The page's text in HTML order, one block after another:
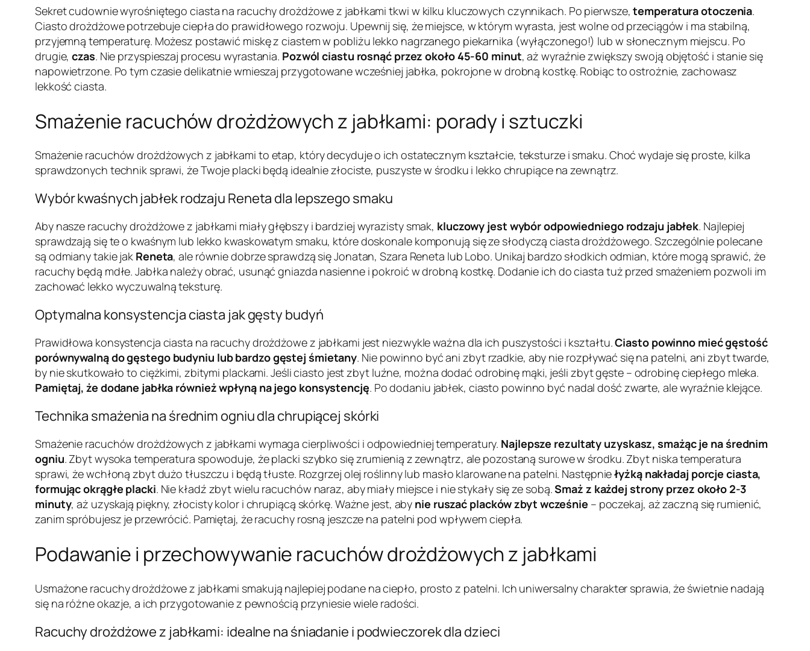
Sekret cudownie wyrośniętego ciasta na racuchy drożdżowe z jabłkami tkwi w kilku kluczowych czynnikach. Po pierwsze,temperatura otoczenia.
Ciasto drożdżowe potrzebuje ciepła do prawidłowego rozwoju. Upewnij się, że miejsce, w którym wyrasta, jest wolne od przeciągów i ma stabilną,
przyjemną temperaturę. Możesz postawić miskę z ciastem w pobliżu lekko nagrzanego piekarnika (wyłączonego!) lub w słonecznym miejscu. Po
drugie,czas. Nie przyspieszaj procesu wyrastania. Pozwól ciastu rosnąć przez około 45-60 minut, aż wyraźnie zwiększy swoją objętość i stanie się
napowietrzone. Po tym czasie delikatnie wmieszaj przygotowane wcześniej jabłka, pokrojone w drobną kostkę. Robiąc to ostrożnie, zachowasz
lekkość ciasta.
Smażenie racuchów drożdżowych z jabłkami: porady i sztuczki
Smażenie racuchów drożdżowych z jabłkami to etap, który decyduje o ich ostatecznym kształcie, teksturze i smaku. Choć wydaje się proste, kilka
sprawdzonych technik sprawi, że Twoje placki będą idealnie złociste, puszyste w środku i lekko chrupiące na zewnątrz.
Wybór kwaśnych jabłek rodzaju Reneta dla lepszego smaku
Aby nasze racuchy drożdżowe z jabłkami miały głębszy i bardziej wyrazisty smak, kluczowy jest wybór odpowiedniego rodzaju jabłek. Najlepiej
sprawdzają się te o kwaśnym lub lekko kwaskowatym smaku, które doskonale komponują się ze słodyczą ciasta drożdżowego. Szczególnie polecane
są odmiany takie jak Reneta, ale równie dobrze sprawdzą się Jonatan, Szara Reneta lub Lobo. Unikaj bardzo słodkich odmian, które mogą sprawić, że
racuchy będą mdłe. Jabłka należy obrać, usunąć gniazda nasienne i pokroić w drobną kostkę. Dodanie ich do ciasta tuż przed smażeniem pozwoli im
zachować lekko wyczuwalną teksturę.
Optymalna konsystencja ciasta jak gęsty budyń
Prawidłowa konsystencja ciasta na racuchy drożdżowe z jabłkami jest niezwykle ważna dla ich puszystości i kształtu.Ciasto powinno mieć gęstość
porównywalną do gęstego budyniu lub bardzo gęstej śmietany. Nie powinno być ani zbyt rzadkie, aby nie rozpływać się na patelni, ani zbyt twarde,
by nie skutkowało to ciężkimi, zbitymi plackami. Jeśli ciasto jest zbyt luźne, można dodać odrobinę mąki, jeśli zbyt gęste – odrobinę ciepłego mleka.
Pamiętaj, że dodane jabłka również wpłyną na jego konsystencję. Po dodaniu jabłek, ciasto powinno być nadal dość zwarte, ale wyraźnie klejące.
Technika smażenia na średnim ogniu dla chrupiącej skórki
Smażenie racuchów drożdżowych z jabłkami wymaga cierpliwości i odpowiedniej temperatury. Najlepsze rezultaty uzyskasz, smażąc je na średnim
ogniu. Zbyt wysoka temperatura spowoduje, że placki szybko się zrumienią z zewnątrz, ale pozostaną surowe w środku. Zbyt niska temperatura
sprawi, że wchłoną zbyt dużo tłuszczu i będą tłuste. Rozgrzej olej roślinny lub masło klarowane na patelni. Następniełyżką nakładaj porcje ciasta,
formując okrągłe placki. Nie kładź zbyt wielu racuchów naraz, aby miały miejsce i nie stykały się ze sobą.Smaż z każdej strony przez około 2-3
minuty, aż uzyskają piękny, złocisty kolor i chrupiącą skórkę. Ważne jest, aby nie ruszać placków zbyt wcześnie – poczekaj, aż zaczną się rumienić,
zanim spróbujesz je przewrócić. Pamiętaj, że racuchy rosną jeszcze na patelni pod wpływem ciepła.
Podawanie i przechowywanie racuchów drożdżowych z jabłkami
Usmażone racuchy drożdżowe z jabłkami smakują najlepiej podane na ciepło, prosto z patelni. Ich uniwersalny charakter sprawia, że świetnie nadają
się na różne okazje, a ich przygotowanie z pewnością przyniesie wiele radości.
Racuchy drożdżowe z jabłkami: idealne na śniadanie i podwieczorek dla dzieci